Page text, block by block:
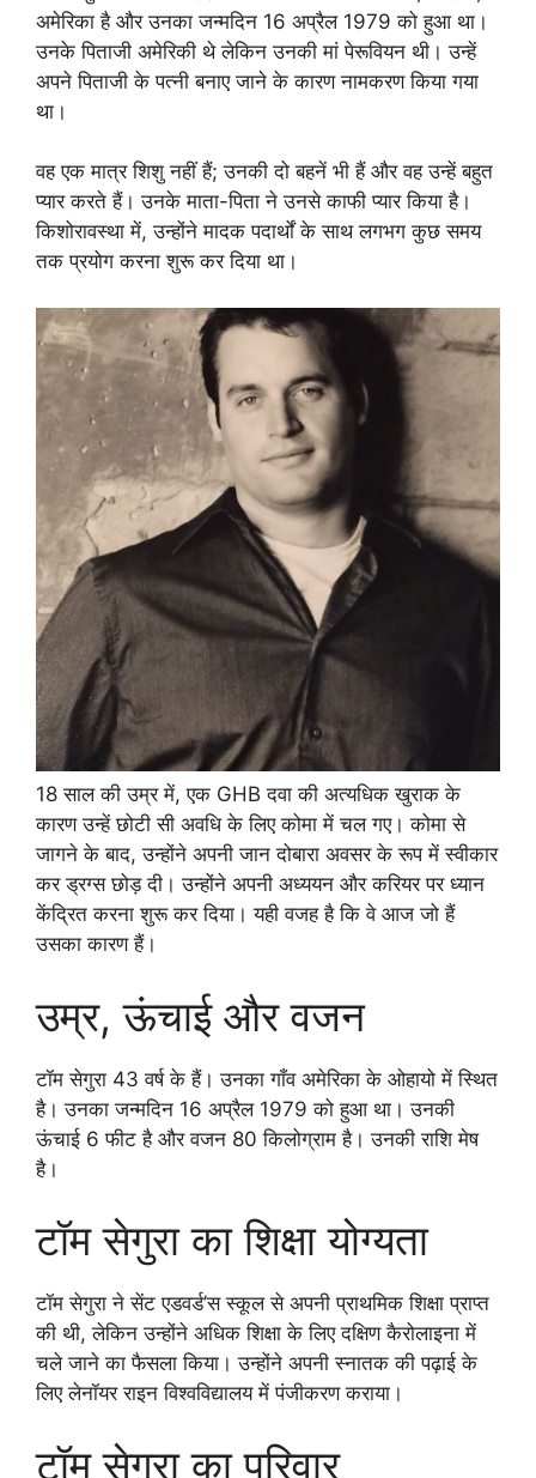
अमेरिका है और उनका जन्मदिन 16 अप्रैल 1979 को हुआ था।
उनके पिताजी अमेरिकी थे लेकिन उनकी मां पेरूवियन थी। उन्हें
अपने पिताजी के पत्नी बनाए जाने के कारण नामकरण किया गया
था।
वह एक मात्र शिशु नहीं हैं; उनकी दो बहनें भी हैं और वह उन्हें बहुत
प्यार करते हैं। उनके माता-पिता ने उनसे काफी प्यार किया है।
किशोरावस्था में, उन्होंने मादक पदार्थों के साथ लगभग कुछ समय
तक प्रयोग करना शुरू कर दिया था।
18 साल की उम्र में, एक GHB दवा की अत्यधिक खुराक के
कारण उन्हें छोटी सी अवधि के लिए कोमा में चल गए। कोमा से
जागने के बाद, उन्होंने अपनी जान दोबारा अवसर के रूप में स्वीकार
कर ड्रग्स छोड़ दी। उन्होंने अपनी अध्ययन और करियर पर ध्यान
केंद्रित करना शुरू कर दिया। यही वजह है कि वे आज जो हैं
उसका कारण हैं।
उम्र, ऊंचाई और वजन
टॉम सेगुरा 43 वर्ष के हैं। उनका गाँव अमेरिका के ओहायो में स्थित
है। उनका जन्मदिन 16 अप्रैल 1979 को हुआ था। उनकी
ऊंचाई 6 फीट है और वजन 80 किलोग्राम है। उनकी राशि मेष
है।
टॉम सेगुरा का शिक्षा योग्यता
टॉम सेगुरा ने सेंट एडवर्ड’स स्कूल से अपनी प्राथमिक शिक्षा प्राप्त
की थी, लेकिन उन्होंने अधिक शिक्षा के लिए दक्षिण कैरोलाइना में
चले जाने का फैसला किया। उन्होंने अपनी स्नातक की पढ़ाई के
लिए लेनॉयर राइन विश्वविद्यालय में पंजीकरण कराया।
टॉम सेगुरा का परिवार